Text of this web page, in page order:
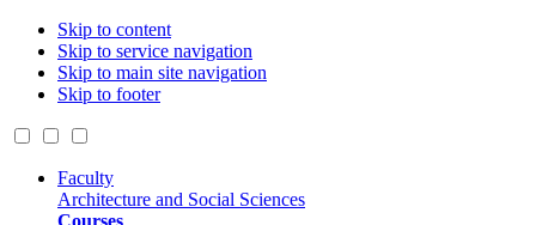
Skip to content
Skip to service navigation
Skip to main site navigation
Skip to footer
Faculty
Architecture and Social Sciences
Courses